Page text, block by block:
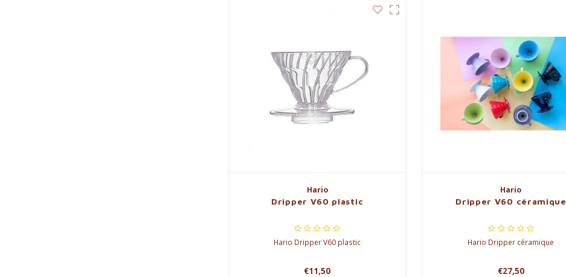
Hario
Dripper V60 plastic
Hario Dripper V60 plastic
€11,50
Hario
Dripper V60 céramique
Hario Dripper céramique
€27,50